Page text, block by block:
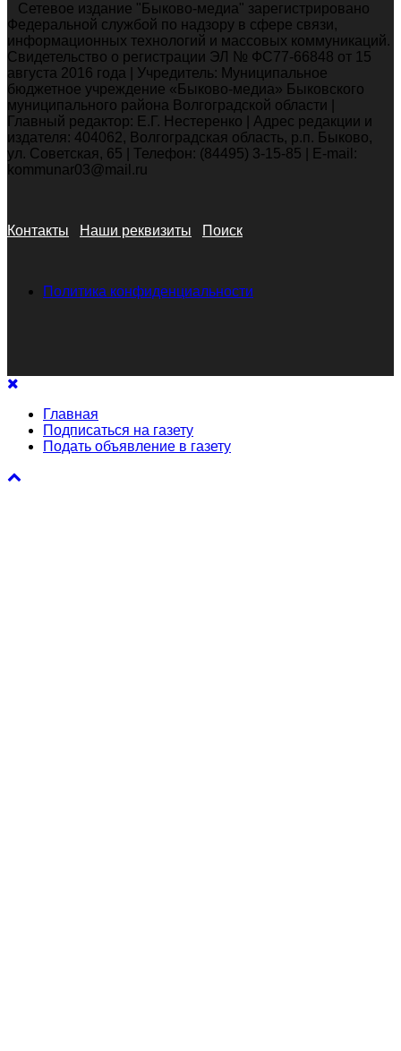
Сетевое издание "Быково-медиа" зарегистрировано
Федеральной службой по надзору в сфере связи,
информационных технологий и массовых коммуникаций.
Свидетельство о регистрации ЭЛ № ФС77-66848 от 15
августа 2016 года | Учредитель: Муниципальное
бюджетное учреждение «Быково-медиа» Быковского
муниципального района Волгоградской области |
Главный редактор: Е.Г. Нестеренко | Адрес редакции и
издателя: 404062, Волгоградская область, р.п. Быково,
ул. Советская, 65 | Телефон: (84495) 3-15-85 | E-mail:
kommunar03@mail.ru
Контакты Наши реквизиты Поиск
Политика конфиденциальности
Главная
Подписаться на газету
Подать объявление в газету